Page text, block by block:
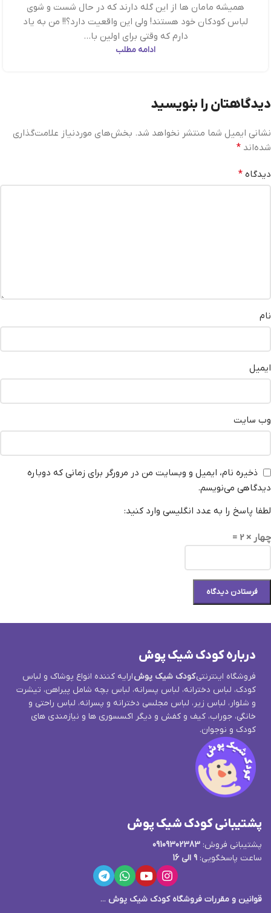
همیشه مامان ها از این گله دارند که در حال شست و شوی
لباس کودکان خود هستند! ولی این واقعیت دارد؟!! من به یاد
دارم که وقتی برای اولین با...
ادامه مطلب
دیدگاهتان را بنویسید
نشانی ایمیل شما منتشر نخواهد شد. بخش‌های موردنیاز علامت‌گذاری
شده‌اند *
دیدگاه *
نام
ایمیل
وب‌ سایت
ذخیره نام، ایمیل و وبسایت من در مرورگر برای زمانی که دوباره
دیدگاهی می‌نویسم.
لطفا پاسخ را به عدد انگلیسی وارد کنید:
چهار × 2 =
درباره کودک شیک پوش
فروشگاه اینترنتیکودک شیک پوشارایه کننده انواع پوشاک و لباس
کودک، لباس دخترانه، لباس پسرانه، لباس بچه شامل پیراهن، تیشرت
و شلوار، لباس زیر، لباس مجلسی دخترانه و پسرانه، لباس راحتی و
خانگی، جوراب، کیف و کفش و دیگر اکسسوری ها و نیازمندی های
کودک و نوجوان.
پشتیبانی کودک شیک پوش
پشتیبانی فروش: 09109302383
ساعت پاسخگویی: 9 الی 16
قوانین و مقررات فروشگاه کودک شیک پوش ...